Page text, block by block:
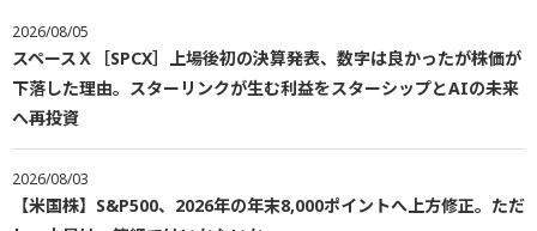
2026/08/05
スペースＸ［SPCX］上場後初の決算発表、数字は良かったが株価が
下落した理由。スターリンクが生む利益をスターシップとAIの未来
へ再投資
2026/08/03
【米国株】S&P500、2026年の年末8,000ポイントへ上方修正。ただ